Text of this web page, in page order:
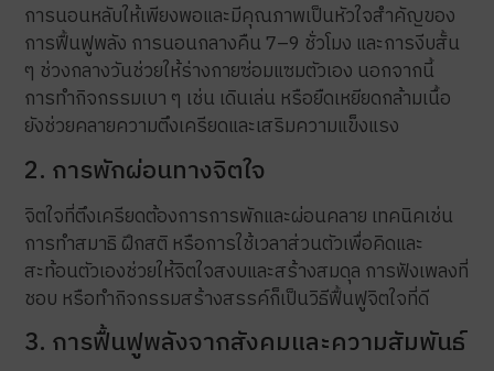
การนอนหลับให้เพียงพอและมีคุณภาพเป็นหัวใจสำคัญของ
การฟื้นฟูพลัง การนอนกลางคืน 7–9 ชั่วโมง และการงีบสั้น
ๆ ช่วงกลางวันช่วยให้ร่างกายซ่อมแซมตัวเอง นอกจากนี้
การทำกิจกรรมเบา ๆ เช่น เดินเล่น หรือยืดเหยียดกล้ามเนื้อ
ยังช่วยคลายความตึงเครียดและเสริมความแข็งแรง
2. การพักผ่อนทางจิตใจ
จิตใจที่ตึงเครียดต้องการการพักและผ่อนคลาย เทคนิคเช่น
การทำสมาธิ ฝึกสติ หรือการใช้เวลาส่วนตัวเพื่อคิดและ
สะท้อนตัวเองช่วยให้จิตใจสงบและสร้างสมดุล การฟังเพลงที่
ชอบ หรือทำกิจกรรมสร้างสรรค์ก็เป็นวิธีฟื้นฟูจิตใจที่ดี
3. การฟื้นฟูพลังจากสังคมและความสัมพันธ์